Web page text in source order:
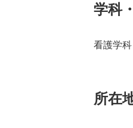
学科
看護学科
所在